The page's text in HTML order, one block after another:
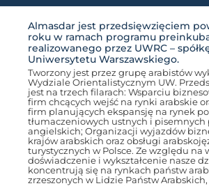
Almasdar jest przedsięwzięciem
roku w ramach programu
realizowanego przez UWRC –
Uniwersytetu Warszawskiego.
Tworzony jest przez grupę arabistów
Wydziale Orientalistycznym UW.
jest na trzech filarach: Wsparciu
firm chcących wejść na rynki arabskie
firm planujących ekspansję na rynek
tłumaczeniowych ustnych i pisemnych
angielskich; Organizacji wyjazdów
krajów arabskich oraz obsługi
turystycznych w Polsce. Ze względu na
doświadczenie i wykształcenie nasze
koncentrują się na rynkach państw
zrzeszonych w Lidzie Państw